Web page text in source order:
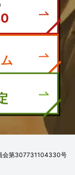
会第307731104330号